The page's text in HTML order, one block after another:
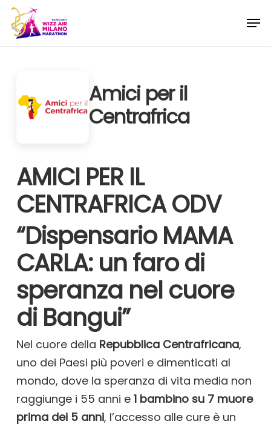
Skip
main
Amici per il
Centrafrica
AMICI PER IL
CENTRAFRICA ODV
“Dispensario MAMA
CARLA: un faro di
speranza nel cuore
di Bangui”
Nel cuore della Repubblica Centrafricana,
uno dei Paesi più poveri e dimenticati al
mondo, dove la speranza di vita media non
raggiunge i 55 anni e 1 bambino su 7 muore
prima dei 5 anni, l’accesso alle cure è un